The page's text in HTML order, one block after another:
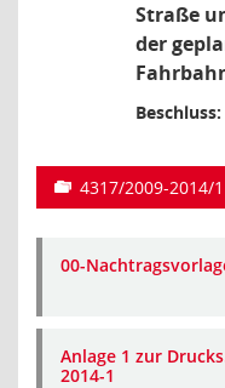
Straße
der
Beschluss:
4317/2009-2014/1
00-
Anlage 1 zur
2014-1